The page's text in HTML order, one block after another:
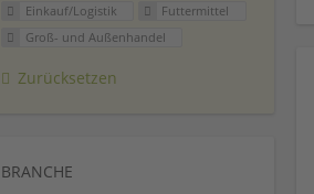
Einkauf/Logistik
Futtermittel
Groß- und Außenhandel
Zurücksetzen
BRANCHE